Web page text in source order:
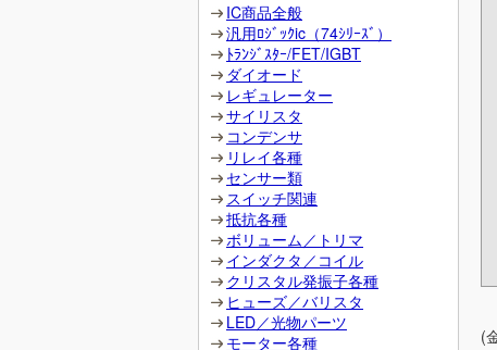
IC商品全般
汎用ﾛｼﾞｯｸic（74ｼﾘｰｽﾞ）
ﾄﾗﾝｼﾞｽﾀｰ/FET/IGBT
ダイオード
レギュレーター
サイリスタ
コンデンサ
リレイ各種
センサー類
スイッチ関連
抵抗各種
ボリューム／トリマ
インダクタ／コイル
クリスタル発振子各種
ヒューズ／バリスタ
LED／光物パーツ
モーター各種
(